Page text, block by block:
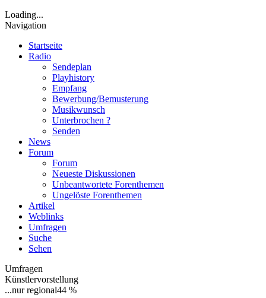
Loading...
Navigation
Startseite
Radio
Sendeplan
Playhistory
Empfang
Bewerbung/Bemusterung
Musikwunsch
Unterbrochen ?
Senden
News
Forum
Forum
Neueste Diskussionen
Unbeantwortete Forenthemen
Ungelöste Forenthemen
Artikel
Weblinks
Umfragen
Suche
Sehen
Umfragen
Künstlervorstellung
...nur regional44 %